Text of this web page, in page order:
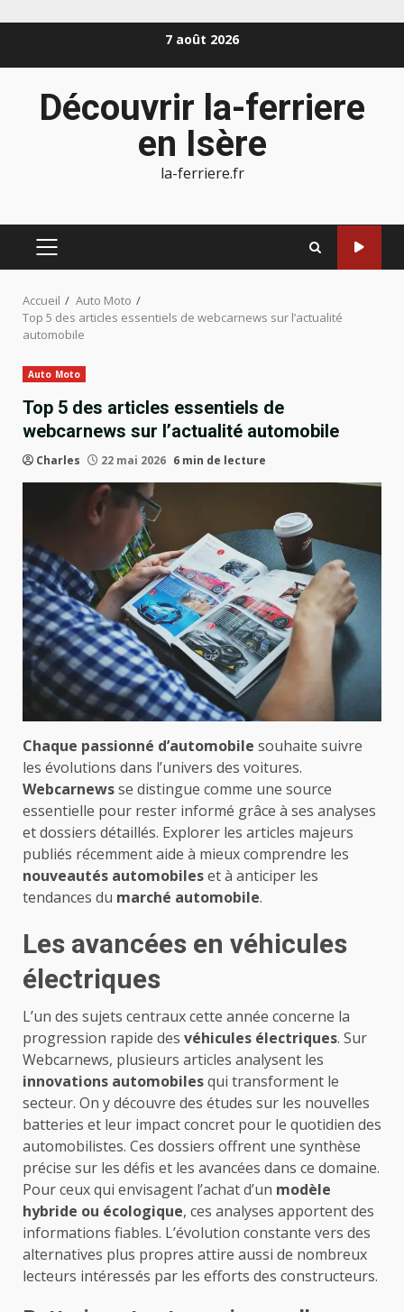
7 août 2026
Découvrir la-ferriere
en Isère
la-ferriere.fr
MENU
Accueil
Auto Moto
Top 5 des articles essentiels de webcarnews sur l’actualité
automobile
Auto Moto
Top 5 des articles essentiels de
webcarnews sur l’actualité automobile
Charles 22 mai 2026 6 min de lecture
Chaque passionné d’automobile souhaite suivre
les évolutions dans l’univers des voitures.
Webcarnewsse distingue comme une source
essentielle pour rester informé grâce à ses analyses
et dossiers détaillés. Explorer les articles majeurs
publiés récemment aide à mieux comprendre les
nouveautés automobileset à anticiper les
tendances du marché automobile.
Les avancées en véhicules
électriques
L’un des sujets centraux cette année concerne la
progression rapide des véhicules électriques. Sur
Webcarnews, plusieurs articles analysent les
innovations automobilesqui transforment le
secteur. On y découvre des études sur les nouvelles
batteries et leur impact concret pour le quotidien des
automobilistes. Ces dossiers offrent une synthèse
précise sur les défis et les avancées dans ce domaine.
Pour ceux qui envisagent l’achat d’un modèle
hybride ou écologique, ces analyses apportent des
informations fiables. L’évolution constante vers des
alternatives plus propres attire aussi de nombreux
lecteurs intéressés par les efforts des constructeurs.